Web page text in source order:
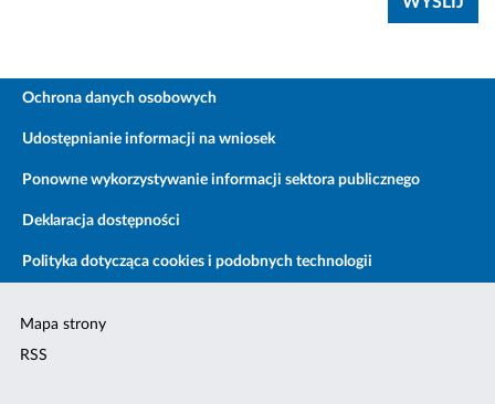
Ochrona danych osobowych
Udostępnianie informacji na wniosek
Ponowne wykorzystywanie informacji sektora publicznego
Deklaracja dostępności
Polityka dotycząca cookies i podobnych technologii
Mapa strony
RSS